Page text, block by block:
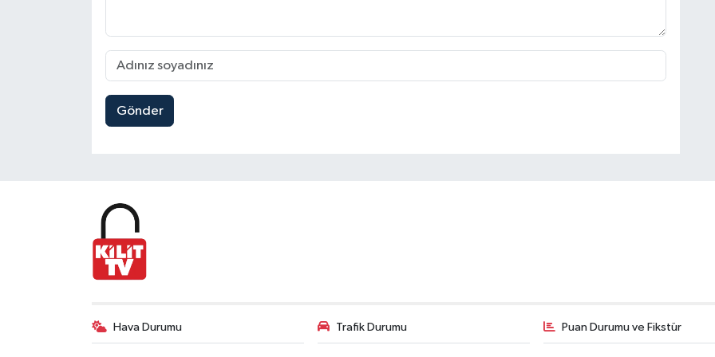
Gönder
Hava Durumu Trafik Durumu Puan Durumu ve Fikstür